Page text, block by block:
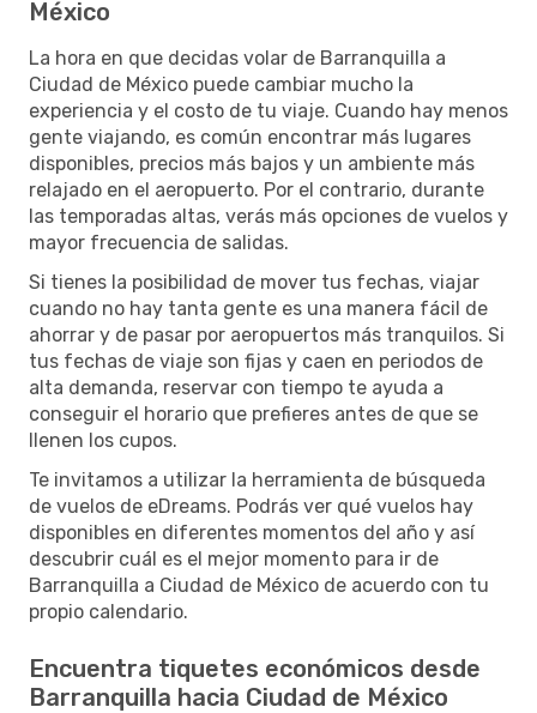
México
La hora en que decidas volar de Barranquilla a
Ciudad de México puede cambiar mucho la
experiencia y el costo de tu viaje. Cuando hay menos
gente viajando, es común encontrar más lugares
disponibles, precios más bajos y un ambiente más
relajado en el aeropuerto. Por el contrario, durante
las temporadas altas, verás más opciones de vuelos y
mayor frecuencia de salidas.
Si tienes la posibilidad de mover tus fechas, viajar
cuando no hay tanta gente es una manera fácil de
ahorrar y de pasar por aeropuertos más tranquilos. Si
tus fechas de viaje son fijas y caen en periodos de
alta demanda, reservar con tiempo te ayuda a
conseguir el horario que prefieres antes de que se
llenen los cupos.
Te invitamos a utilizar la herramienta de búsqueda
de vuelos de eDreams. Podrás ver qué vuelos hay
disponibles en diferentes momentos del año y así
descubrir cuál es el mejor momento para ir de
Barranquilla a Ciudad de México de acuerdo con tu
propio calendario.
Encuentra tiquetes económicos desde
Barranquilla hacia Ciudad de México